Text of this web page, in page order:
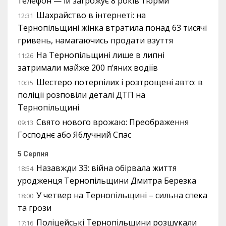
12:31 Шахрайство в інтернеті: на
Тернопільщині жінка втратила понад 63 тисячі
гривень, намагаючись продати взуття
11:26 На Тернопільщині лише в липні
затримали майже 200 п’яних водіїв
10:35 Шестеро потерпілих і розтрощені авто: в
поліції розповіли деталі ДТП на
Тернопільщині
09:13 Свято нового врожаю: Преображення
Господнє або Яблучний Спас
5 Серпня
18:54 Назавжди 33: війна обірвала життя
уродженця Тернопільщини Дмитра Березка
18:00 У четвер на Тернопільщині – сильна спека
та грози
17:16 Поліцейські Тернопільщини розшукали